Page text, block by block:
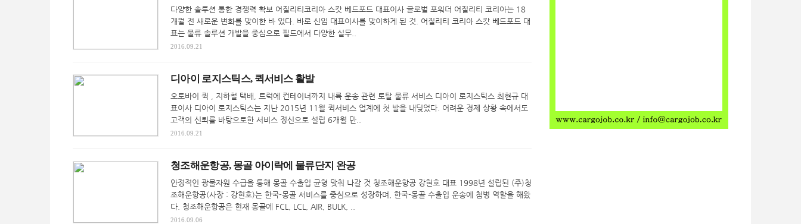
다양한 솔루션 통한 경쟁력 확보 어질리티코리아 스캇 베드포드 대표이사 글로벌 포워더 어질리티 코리아는 18
개월 전 새로운 변화를 맞이한 바 있다. 바로 신임 대표이사를 맞이하게 된 것. 어질리티 코리아 스캇 베드포드 대
표는 물류 솔루션 개발을 중심으로 필드에서 다양한 실무..
2016.09.21
디아이 로지스틱스, 퀵서비스 활발
오토바이 퀵 , 지하철 택배, 트럭에 컨테이너까지 내륙 운송 관련 토탈 물류 서비스 디아이 로지스틱스 최현규 대
표이사 디아이 로지스틱스는 지난 2015년 11월 퀵서비스 업계에 첫 발을 내딪었다. 어려운 경제 상황 속에서도
고객의 신뢰를 바탕으로한 서비스 정신으로 설립 6개월 만..
2016.09.21
청조해운항공, 몽골 아이락에 물류단지 완공
안정적인 광물자원 수급을 통해 몽골 수출입 균형 맞춰 나갈 것 청조해운항공 강현호 대표 1998년 설립된 (주)청
조해운항공(사장 : 강현호)는 한국-몽골 서비스를 중심으로 성장하며, 한국-몽골 수출입 운송에 첨병 역할을 해왔
다. 청조해운항공은 현재 몽골에 FCL, LCL, AIR, BULK, ..
2016.09.06